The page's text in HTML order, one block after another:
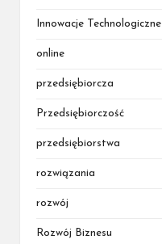
Innowacje Technologiczne
online
przedsiębiorcza
Przedsiębiorczość
przedsiębiorstwa
rozwiązania
rozwój
Rozwój Biznesu